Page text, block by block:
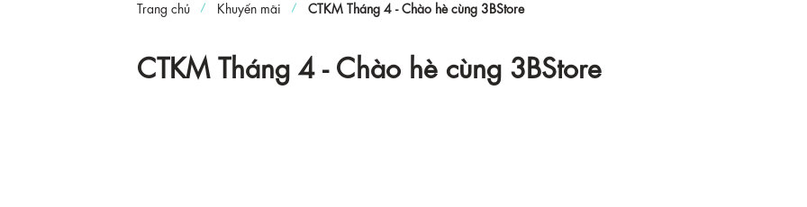
Trang chủ Khuyến mãi CTKM Tháng 4 - Chào hè cùng 3BStore
CTKM Tháng 4 - Chào hè cùng 3BStore